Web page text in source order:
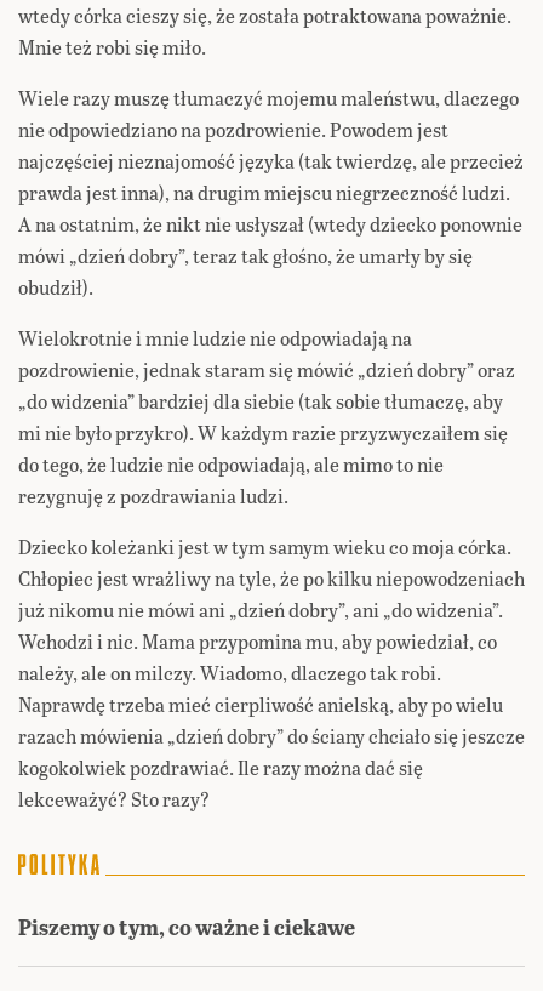
wtedy córka cieszy się, że została potraktowana poważnie.
Mnie też robi się miło.
Wiele razy muszę tłumaczyć mojemu maleństwu, dlaczego
nie odpowiedziano na pozdrowienie. Powodem jest
najczęściej nieznajomość języka (tak twierdzę, ale przecież
prawda jest inna), na drugim miejscu niegrzeczność ludzi.
A na ostatnim, że nikt nie usłyszał (wtedy dziecko ponownie
mówi „dzień dobry”, teraz tak głośno, że umarły by się
obudził).
Wielokrotnie i mnie ludzie nie odpowiadają na
pozdrowienie, jednak staram się mówić „dzień dobry” oraz
„do widzenia” bardziej dla siebie (tak sobie tłumaczę, aby
mi nie było przykro). W każdym razie przyzwyczaiłem się
do tego, że ludzie nie odpowiadają, ale mimo to nie
rezygnuję z pozdrawiania ludzi.
Dziecko koleżanki jest w tym samym wieku co moja córka.
Chłopiec jest wrażliwy na tyle, że po kilku niepowodzeniach
już nikomu nie mówi ani „dzień dobry”, ani „do widzenia”.
Wchodzi i nic. Mama przypomina mu, aby powiedział, co
należy, ale on milczy. Wiadomo, dlaczego tak robi.
Naprawdę trzeba mieć cierpliwość anielską, aby po wielu
razach mówienia „dzień dobry” do ściany chciało się jeszcze
kogokolwiek pozdrawiać. Ile razy można dać się
lekceważyć? Sto razy?
Piszemy o tym, co ważne i ciekawe